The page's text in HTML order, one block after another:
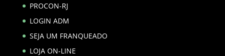
PROCON-RJ
LOGIN ADM
SEJA UM FRANQUEADO
LOJA ON-LINE